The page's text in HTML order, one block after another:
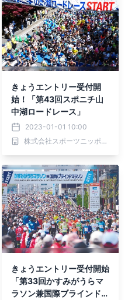
きょうエントリー受付開
始！「第43回スポニチ山
中湖ロードレース」
2023-01-01 10:00
株式会社スポーツニッポン新聞社
きょうエントリー受付開始
「第33回かすみがうらマ
ラソン兼国際ブラインドマ